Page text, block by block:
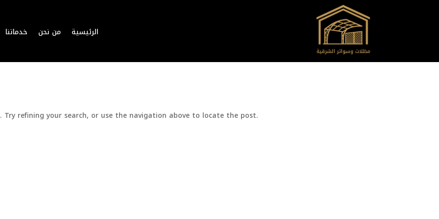
الرئيسية من نحن خدماتنا
refining your search, or use the navigation above to locate the post.